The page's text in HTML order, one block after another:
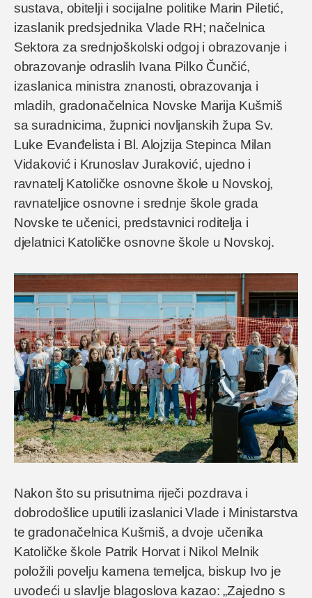
sustava, obitelji i socijalne politike Marin Piletić,
izaslanik predsjednika Vlade RH; načelnica
Sektora za srednjoškolski odgoj i obrazovanje i
obrazovanje odraslih Ivana Pilko Čunčić,
izaslanica ministra znanosti, obrazovanja i
mladih, gradonačelnica Novske Marija Kušmiš
sa suradnicima, župnici novljanskih župa Sv.
Luke Evanđelista i Bl. Alojzija Stepinca Milan
Vidaković i Krunoslav Juraković, ujedno i
ravnatelj Katoličke osnovne škole u Novskoj,
ravnateljice osnovne i srednje škole grada
Novske te učenici, predstavnici roditelja i
djelatnici Katoličke osnovne škole u Novskoj.
Nakon što su prisutnima riječi pozdrava i
dobrodošlice uputili izaslanici Vlade i Ministarstva
te gradonačelnica Kušmiš, a dvoje učenika
Katoličke škole Patrik Horvat i Nikol Melnik
položili povelju kamena temeljca, biskup Ivo je
uvodeći u slavlje blagoslova kazao: „Zajedno s